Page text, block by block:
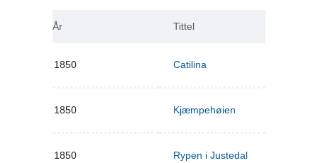
År Tittel
1850 Catilina
1850 Kjæmpehøien
1850 Rypen i Justedal